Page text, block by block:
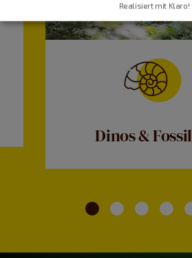
Dinos &
Realisiert mit Klaro!